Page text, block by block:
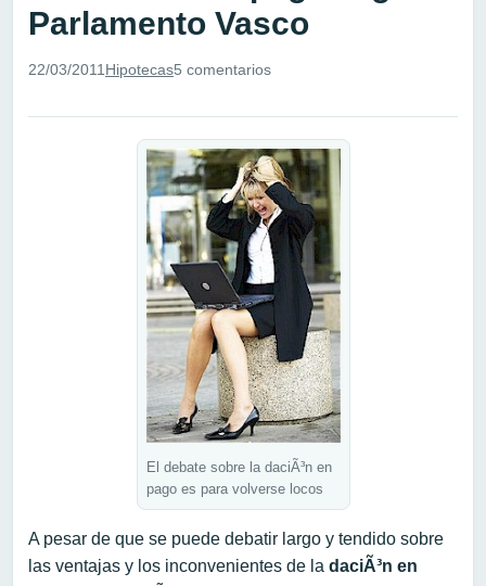
Parlamento Vasco
22/03/2011 Hipotecas5 comentarios
El debate sobre la daciÃ³n en
pago es para volverse locos
A pesar de que se puede debatir largo y tendido sobre
las ventajas y los inconvenientes de la daciÃ³n en